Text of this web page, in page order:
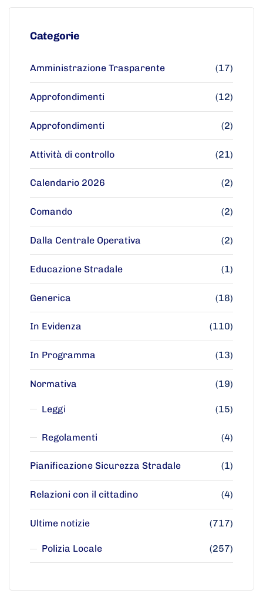
Categorie
Amministrazione Trasparente (17)
Approfondimenti (12)
Approfondimenti (2)
Attività di controllo (21)
Calendario 2026 (2)
Comando (2)
Dalla Centrale Operativa (2)
Educazione Stradale (1)
Generica (18)
In Evidenza (110)
In Programma (13)
Normativa (19)
Leggi (15)
Regolamenti (4)
Pianificazione Sicurezza Stradale (1)
Relazioni con il cittadino (4)
Ultime notizie (717)
Polizia Locale (257)